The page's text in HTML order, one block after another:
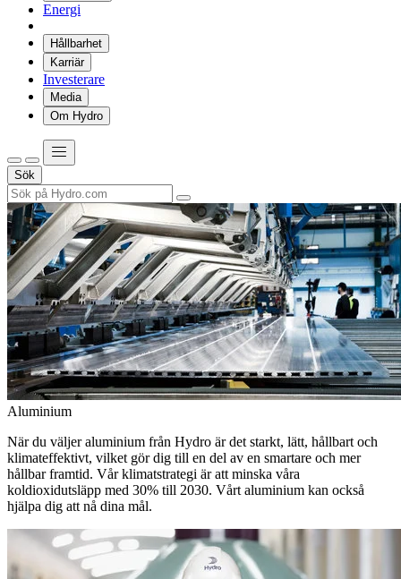
Energi
Hållbarhet
Karriär
Investerare
Media
Om Hydro
Sök
Aluminium
När du väljer aluminium från Hydro är det starkt, lätt, hållbart och
klimateffektivt, vilket gör dig till en del av en smartare och mer
hållbar framtid. Vår klimatstrategi är att minska våra
koldioxidutsläpp med 30% till 2030. Vårt aluminium kan också
hjälpa dig att nå dina mål.